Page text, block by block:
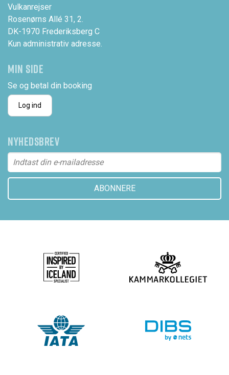
Vulkanrejser
Rosenørns Allé 31, 2.
DK-1970 Frederiksberg C
Kun administrativ adresse.
MIN SIDE
Se og betal din booking
Log ind
NYHEDSBREV